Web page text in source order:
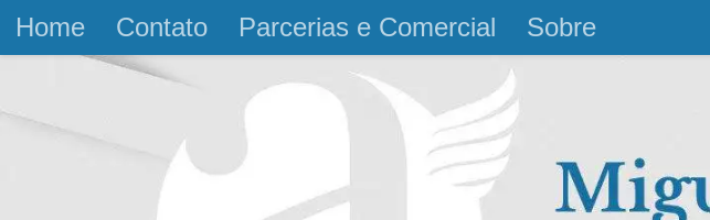
Skip to content
Home Contato Parcerias e Comercial Sobre